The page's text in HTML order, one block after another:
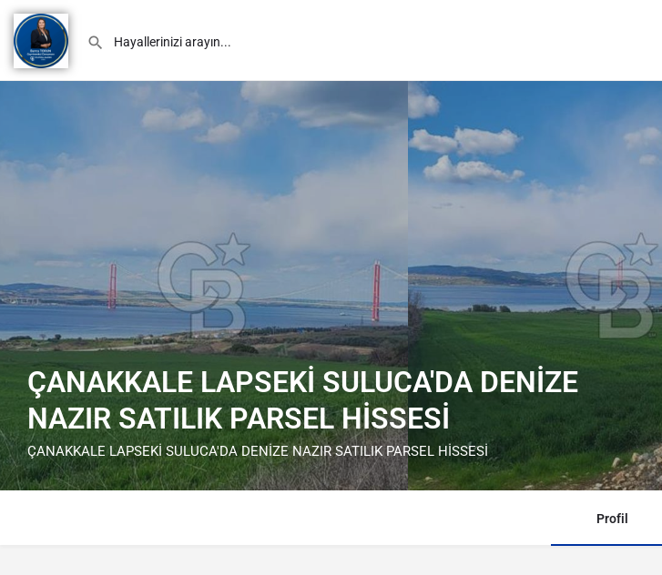
ÇANAKKALE LAPSEKİ SULUCA'DA DENİZE
NAZIR SATILIK PARSEL HİSSESİ
ÇANAKKALE LAPSEKİ SULUCA'DA DENİZE NAZIR SATILIK PARSEL HİSSESİ
Profil